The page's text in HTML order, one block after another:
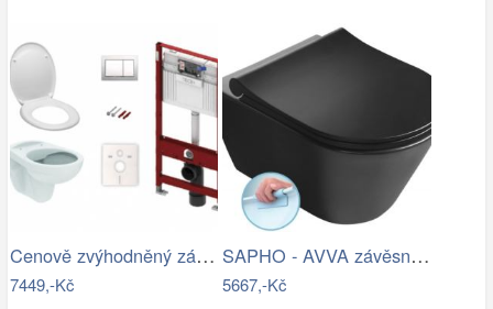
Cenově zvýhodněný závěsný WC set TECE…
7449,-Kč
SAPHO - AVVA závěsná WC mísa, Rimless,…
5667,-Kč